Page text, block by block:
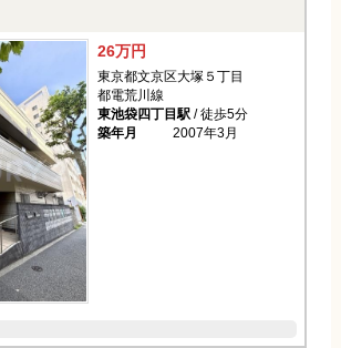
26万円
東京都文京区大塚５丁目
都電荒川線
東池袋四丁目駅/ 徒歩5分
築年月
2007年3月